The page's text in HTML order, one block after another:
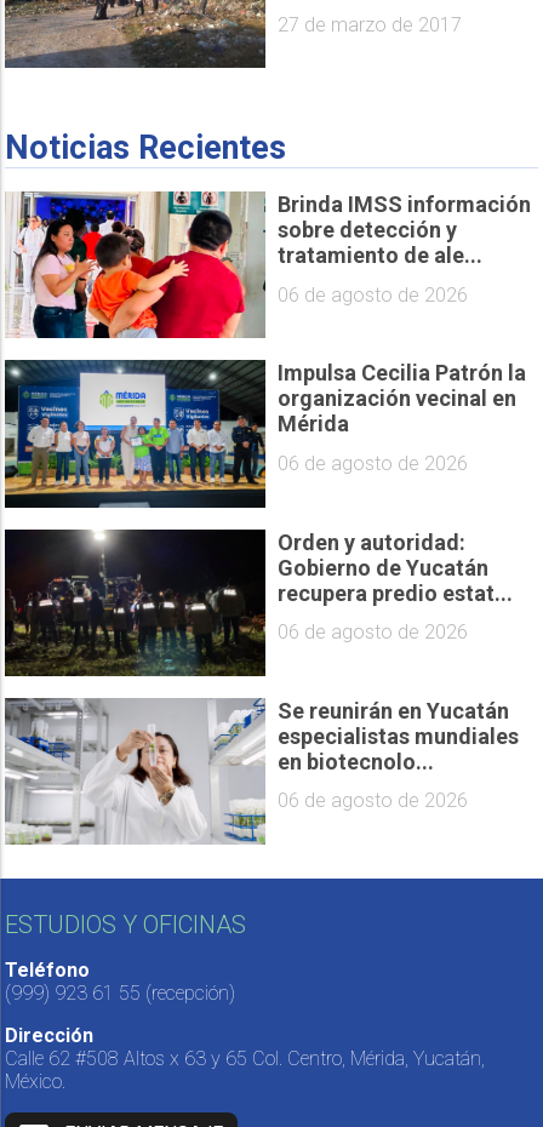
27 de marzo de 2017
Noticias Recientes
Brinda IMSS información
sobre detección y
tratamiento de ale...
06 de agosto de 2026
Impulsa Cecilia Patrón la
organización vecinal en
Mérida
06 de agosto de 2026
Orden y autoridad:
Gobierno de Yucatán
recupera predio estat...
06 de agosto de 2026
Se reunirán en Yucatán
especialistas mundiales
en biotecnolo...
06 de agosto de 2026
ESTUDIOS Y OFICINAS
Teléfono
(999) 923 61 55 (recepción)
Dirección
Calle 62 #508 Altos x 63 y 65 Col. Centro, Mérida, Yucatán,
México.